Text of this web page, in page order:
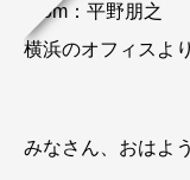
From：平野朋之
横浜のオフィスよ
みなさん、おはよ